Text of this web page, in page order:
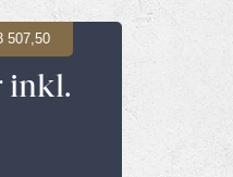
inkl.
507,50